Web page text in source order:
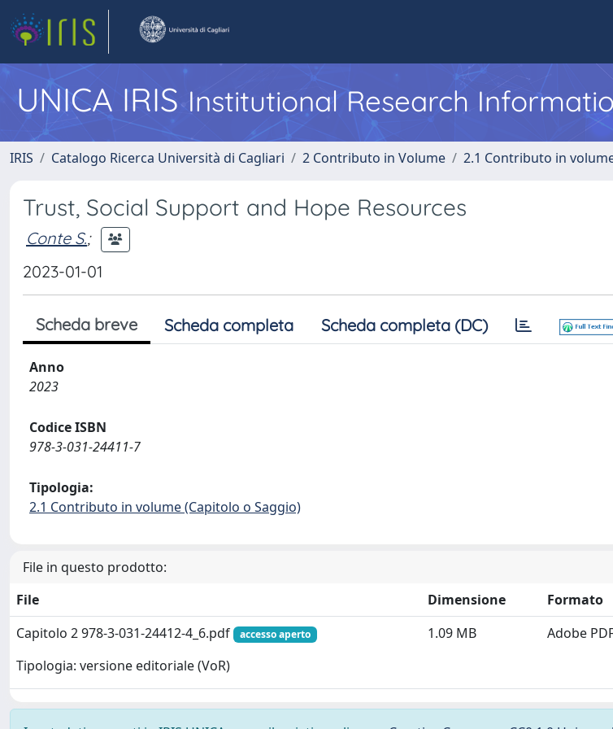
UNICA IRISInstitutional Research
IRIS Catalogo Ricerca Università di Cagliari 2 Contributo in Volume 2.1 Contributo in
Trust, Social Support and Hope Resources
Conte S.;
2023-01-01
Scheda breve Scheda completa Scheda completa (DC)
Anno
2023
Codice ISBN
978-3-031-24411-7
Tipologia:
2.1 Contributo in volume (Capitolo o Saggio)
File in questo prodotto:
File
Dimensione
Formato
Capitolo 2 978-3-031-24412-4_6.pdf
accesso aperto
Tipologia: versione editoriale (VoR)
1.09 MB Adobe